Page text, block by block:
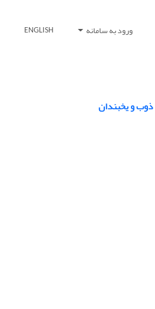
ورود به سامانه ENGLISH
و یخبندان